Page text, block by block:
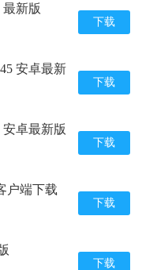
最新版
下载
安卓最新
下载
安卓最新版
下载
户端下载
下载
下载